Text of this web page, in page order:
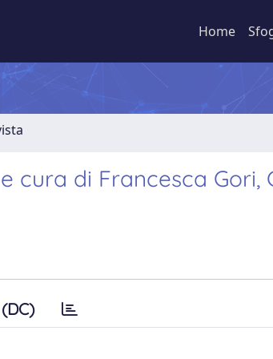
Home
cura di Francesca Gori,